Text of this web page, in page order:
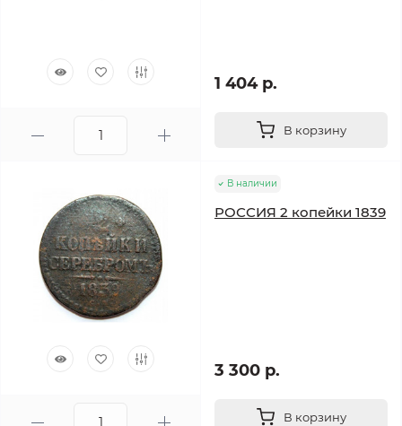
1 404 р.
В корзину
В наличии
РОССИЯ 2 копейки 1839
3 300 р.
В корзину